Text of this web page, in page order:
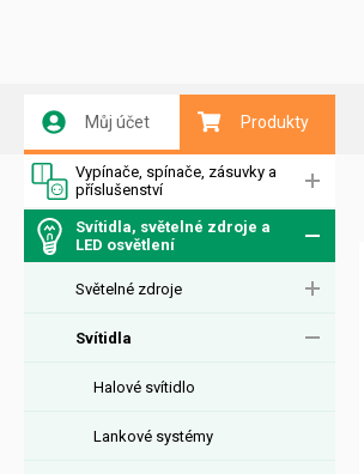
Můj účet Produkty
Vypínače, spínače, zásuvky a
příslušenství
Svítidla, světelné zdroje a
LED osvětlení
Světelné zdroje
Svítidla
Halové svítidlo
Lankové systémy